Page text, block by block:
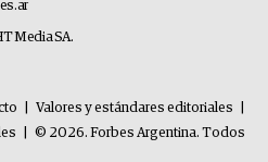
Media SA.
Valores y estándares editoriales
© 2026. Forbes Argentina. Todos